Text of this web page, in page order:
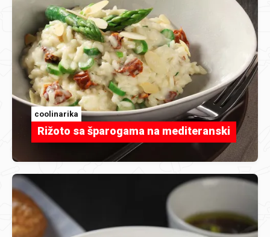
coolinarika
Rižoto sa šparogama na mediteranski